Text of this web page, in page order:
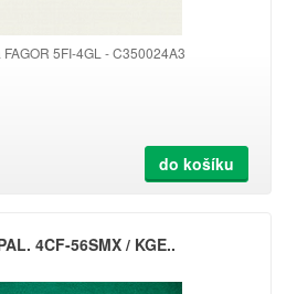
5FI-4GL - C350024A3
do košíku
4CF-56SMX / KGE..